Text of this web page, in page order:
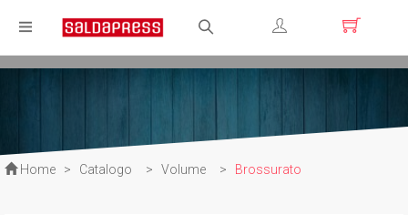
Registrati
Home > Catalogo > Volume > Brossurato